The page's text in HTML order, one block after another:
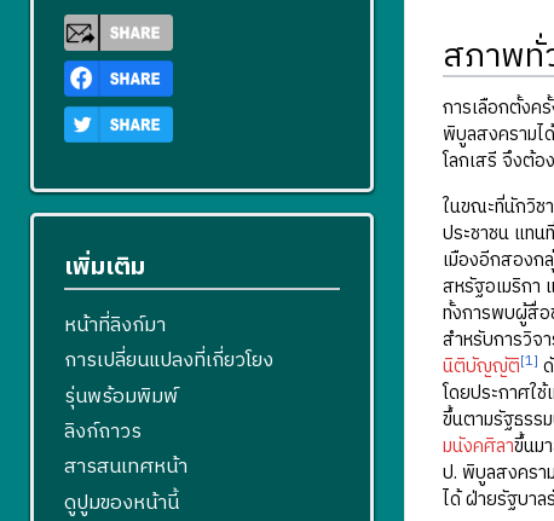
สภาพทั่
การเลือกตั้งค
พิบูลสงครามไ
โลกเสรี จึงต้อ
ในขณะที่นักวิช
ประชาชน แท
เมืองอีกสองก
สหรัฐอเมริกา
ทั้งการพบผู้สื่อ
สำหรับการวิจ
นิติบัญญัติ[1]
โดยประกาศใ
ขึ้นตามรัฐธรร
มนังคศิลาขึ้นม
ป. พิบูลสงครา
ได้ ฝ่ายรัฐบาล
เพิ่มเติม
หน้าที่ลิงก์มา
การเปลี่ยนแปลงที่เกี่ยวโยง
รุ่นพร้อมพิมพ์
ลิงก์ถาวร
สารสนเทศหน้า
ดูปูมของหน้านี้